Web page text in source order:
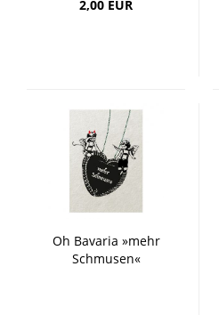
2,00 EUR
Oh Bavaria »mehr
Schmusen«